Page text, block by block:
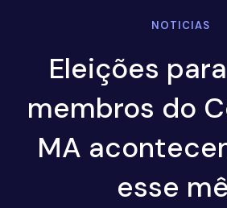
NOTICIAS
Eleições
membros do
MA
esse